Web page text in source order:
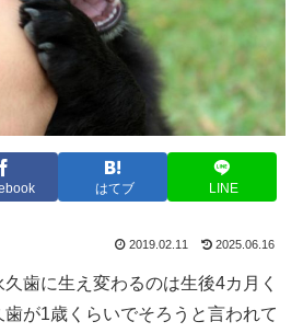
はてブ LINE
2019.02.11 2025.06.16
歯に生え変わるのは生後4カ月く
が1歳くらいでそろうと言われて